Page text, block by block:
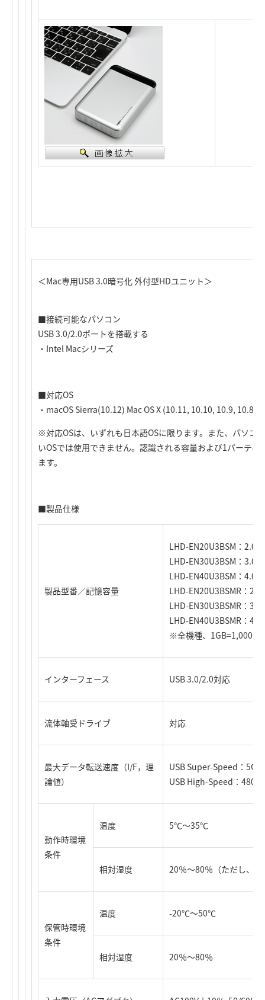
＜Mac専用USB 3.0暗号化 外付型HDユニット＞
■接続可能なパソコン
USB 3.0/2.0ポートを搭載する
・Intel Macシリーズ
■対応OS
・macOS Sierra(10.12) Mac OS X (10.11, 10.10, 10.9, 10.8)
※対応OSは、いずれも日本語OSに限ります。また、パソコ
いOSでは使用できません。認識される容量および1パーティ
ます。
■製品仕様
製品型番／記憶容量
LHD-EN20U3BSM：
LHD-EN30U3BSM：
LHD-EN40U3BSM：
LHD-EN20U3BSMR：
LHD-EN30U3BSMR：
LHD-EN40U3BSMR：
※全機種、
インターフェース USB 3.0/2.0対応
流体軸受ドライブ 対応
最大データ転送速度（I/F，理
論値）
USB Super-Speed：
USB High-Speed：
動作時環境
条件
温度 5℃～35℃
相対湿度 20％～80％（ただし、
保管時環境
条件
温度 -20℃～50℃
相対湿度 20％～80％